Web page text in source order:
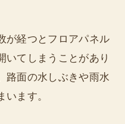
が経つとフロアパネル
いてしまうことがあり
路面の水しぶきや雨水
ます。